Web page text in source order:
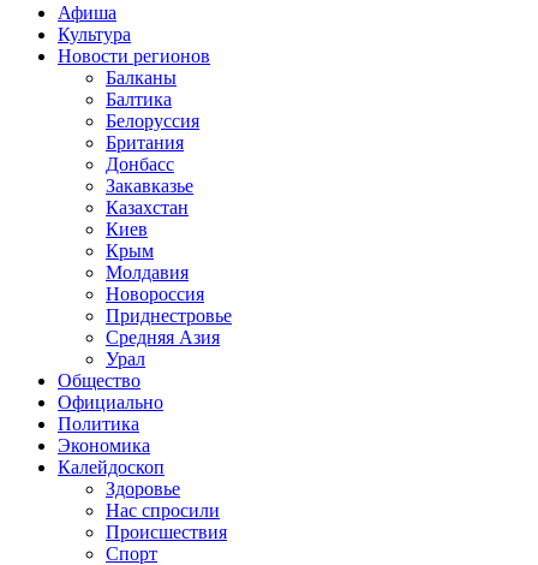
Афиша
Культура
Новости регионов
Балканы
Балтика
Белоруссия
Британия
Донбасс
Закавказье
Казахстан
Киев
Крым
Молдавия
Новороссия
Приднестровье
Средняя Азия
Урал
Общество
Официально
Политика
Экономика
Калейдоскоп
Здоровье
Нас спросили
Происшествия
Спорт